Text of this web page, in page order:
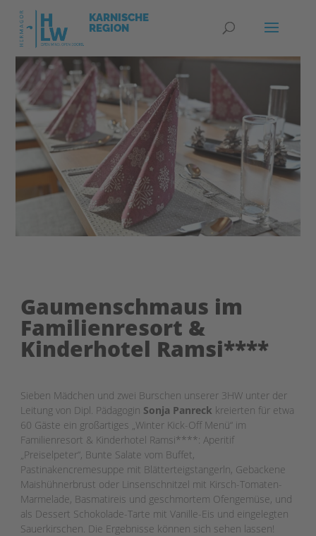
Gaumenschmaus im
Familienresort &
Kinderhotel Ramsi****
Sieben Mädchen und zwei Burschen unserer 3HW unter der
Leitung von Dipl. Pädagogin Sonja Panreck kreierten für etwa
60 Gäste ein großartiges „Winter Kick-Off Menü“ im
Familienresort & Kinderhotel Ramsi****: Aperitif
„Preiselpeter“, Bunte Salate vom Buffet,
Pastinakencremesuppe mit Blätterteigstangerln, Gebackene
Maishühnerbrust oder Linsenschnitzel mit Kirsch-Tomaten-
Marmelade, Basmatireis und geschmortem Ofengemüse, und
als Dessert Schokolade-Tarte mit Vanille-Eis und eingelegten
Sauerkirschen. Die Ergebnisse können sich sehen lassen!